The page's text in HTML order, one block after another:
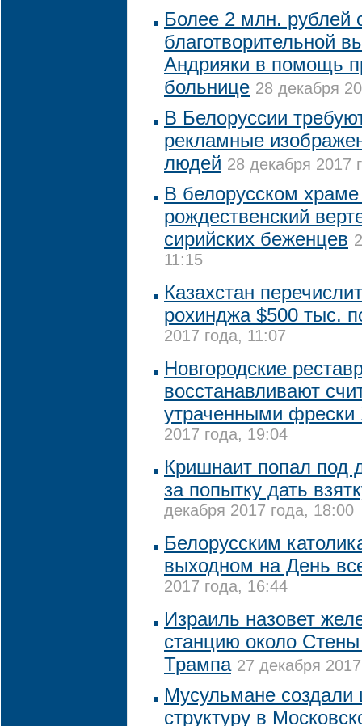
Более 2 млн. рублей
благотворительной
Андрияки в помощь
больнице 28 декабря
В Белоруссии
рекламные
людей 28 декабря 2017
В белорусском
рождественский
сирийских беженцев
11:15
Казахстан
рохинджа $500 тыс.
2017 года, 11:07
Новгородские
восстанавливают
утраченными фрески
2017 года, 19:04
Кришнаит попал под
за попытку дать
декабря 2017 года, 18:00
Белорусским
выходном на День
2017 года, 16:44
Израиль назовет
станцию около
Трампа 27 декабря
Мусульмане создали
структуру в